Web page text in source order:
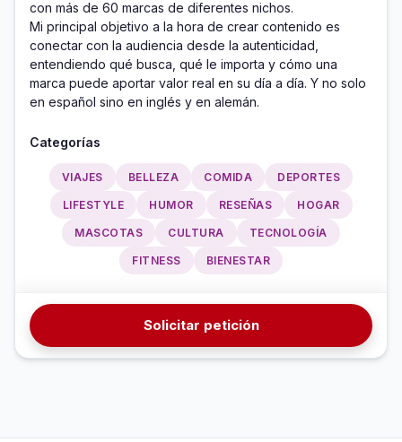
con más de 60 marcas de diferentes nichos.
Mi principal objetivo a la hora de crear contenido es
conectar con la audiencia desde la autenticidad,
entendiendo qué busca, qué le importa y cómo una
marca puede aportar valor real en su día a día. Y no solo
en español sino en inglés y en alemán.
Categorías
VIAJES BELLEZA COMIDA DEPORTES
LIFESTYLE HUMOR RESEÑAS HOGAR
MASCOTAS CULTURA TECNOLOGÍA
FITNESS BIENESTAR
Solicitar petición